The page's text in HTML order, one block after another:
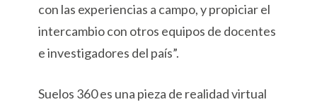
con las experiencias a campo, y propiciar el
intercambio con otros equipos de docentes
e investigadores del país”.
Suelos 360 es una pieza de realidad virtual